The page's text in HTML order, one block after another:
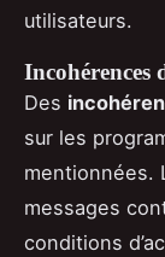
utilisateurs.
Incohérences
Des
sur les
mentionnées.
messages
conditions